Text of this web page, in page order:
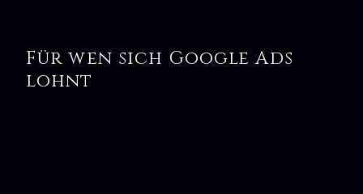
Für wen sich Google Ads
lohnt